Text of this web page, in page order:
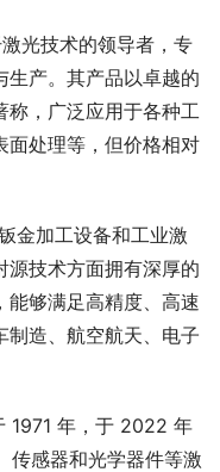
光技术的领导者，专
生产。其产品以卓越的
，广泛应用于各种工
面处理等，但价格相对
金加工设备和工业激
源技术方面拥有深厚的
能够满足高精度、高速
制造、航空航天、电子
1971 年，于 2022 年
传感器和光学器件等激